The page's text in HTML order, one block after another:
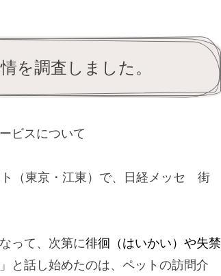
を調査しました。
ビスについて
（東京・江東）で、日経メッセ 街
って、次第に徘徊（はいかい）や失禁
と話し始めたのは、ペットの訪問介